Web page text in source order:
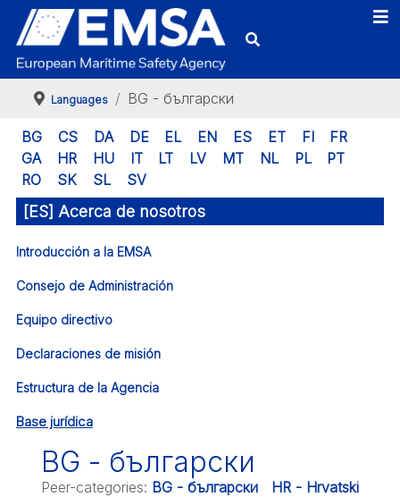
Languages BG - български
BG CS DA DE EL EN ES ET FI
FR
GA
HR HU IT LT LV MT NL PL
PT
RO
SK SL SV
[ES] Acerca de nosotros
Introducción a la EMSA
Consejo de Administración
Equipo directivo
Declaraciones de misión
Estructura de la Agencia
Base jurídica
BG - български
Peer-categories: BG - български
HR - Hrvatski